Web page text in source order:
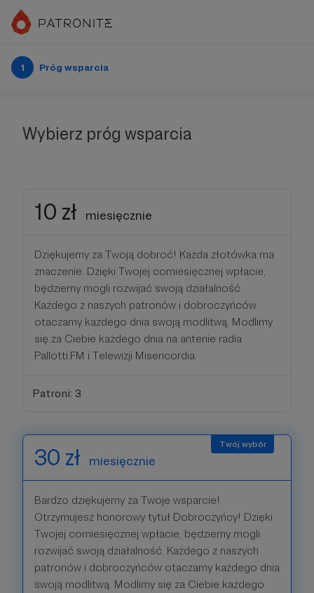
1 Próg wsparcia
Wybierz próg wsparcia
10 zł miesięcznie
Dziękujemy za Twoją dobroć! Każda złotówka ma
znaczenie. Dzięki Twojej comiesięcznej wpłacie,
będziemy mogli rozwijać swoją działalność.
Każdego z naszych patronów i dobroczyńców
otaczamy każdego dnia swoją modlitwą. Modlimy
się za Ciebie każdego dnia na antenie radia
Pallotti.FM i Telewizji Misericordia.
Patroni: 3
30 zł miesięcznie
Bardzo dziękujemy za Twoje wsparcie!
Otrzymujesz honorowy tytuł Dobroczyńcy! Dzięki
Twojej comiesięcznej wpłacie, będziemy mogli
rozwijać swoją działalność. Każdego z naszych
patronów i dobroczyńców otaczamy każdego dnia
swoją modlitwą. Modlimy się za Ciebie każdego